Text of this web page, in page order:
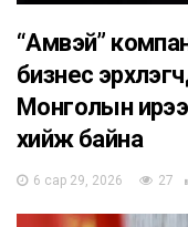
“Амвэй”
бизнес
Монголын
хийж байна
6 сар 29, 2026 27